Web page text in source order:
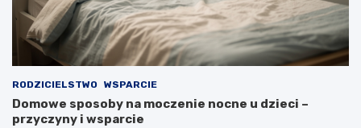
RODZICIELSTWO WSPARCIE
Domowe sposoby na moczenie nocne u dzieci –
przyczyny i wsparcie